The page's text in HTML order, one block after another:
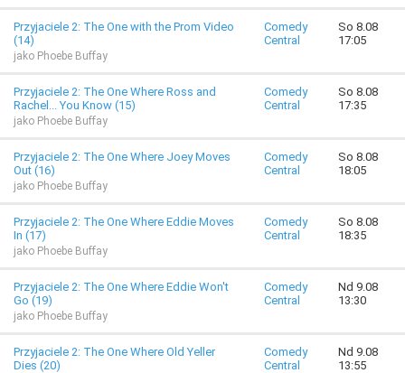
Przyjaciele 2: The One with the Prom Video
(14)
jako Phoebe Buffay
Comedy
Central
So 8.08
17:05
Przyjaciele 2: The One Where Ross and
Rachel... You Know (15)
jako Phoebe Buffay
Comedy
Central
So 8.08
17:35
Przyjaciele 2: The One Where Joey Moves
Out (16)
jako Phoebe Buffay
Comedy
Central
So 8.08
18:05
Przyjaciele 2: The One Where Eddie Moves
In (17)
jako Phoebe Buffay
Comedy
Central
So 8.08
18:35
Przyjaciele 2: The One Where Eddie Won't
Go (19)
jako Phoebe Buffay
Comedy
Central
Nd 9.08
13:30
Przyjaciele 2: The One Where Old Yeller
Dies (20)
Comedy
Central
Nd 9.08
13:55